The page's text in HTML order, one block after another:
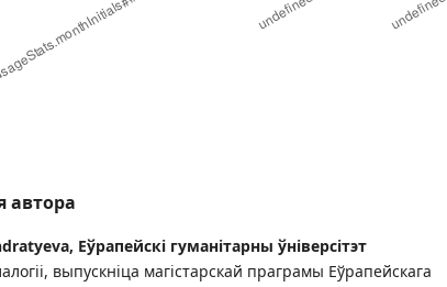
автора
Еўрапейскі гуманітарны ўніверсітэт
выпускніца магістарскай праграмы Еўрапейскага